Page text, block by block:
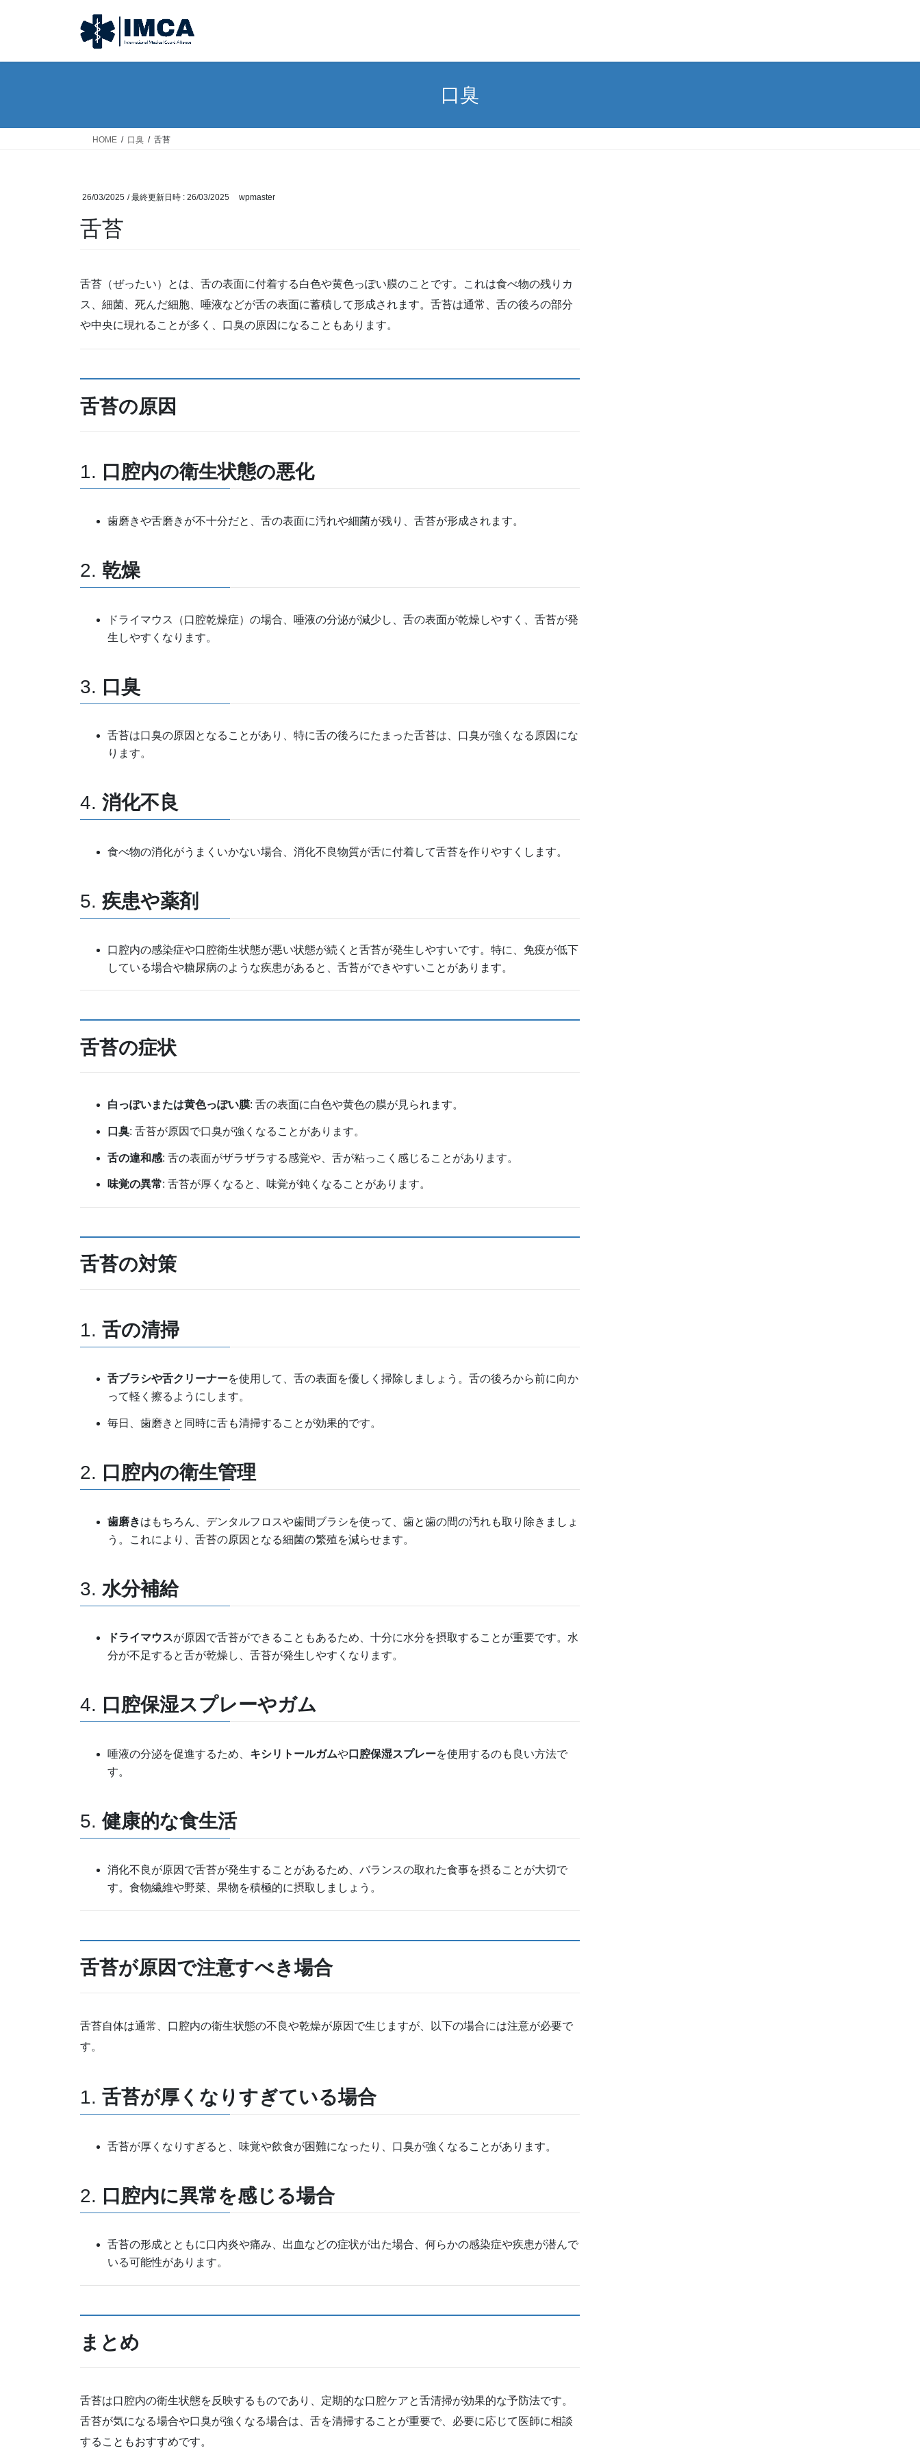
口臭
HOME 口臭 舌苔
26/03/2025 / 最終更新日時 : 26/03/2025 wpmaster
舌苔
舌苔（ぜったい）とは、舌の表面に付着する白色や黄色っぽい膜のことです。これは食べ物の残りカ
ス、細菌、死んだ細胞、唾液などが舌の表面に蓄積して形成されます。舌苔は通常、舌の後ろの部分
や中央に現れることが多く、口臭の原因になることもあります。
舌苔の原因
1. 口腔内の衛生状態の悪化
歯磨きや舌磨きが不十分だと、舌の表面に汚れや細菌が残り、舌苔が形成されます。
2. 乾燥
ドライマウス（口腔乾燥症）の場合、唾液の分泌が減少し、舌の表面が乾燥しやすく、舌苔が発
生しやすくなります。
3. 口臭
舌苔は口臭の原因となることがあり、特に舌の後ろにたまった舌苔は、口臭が強くなる原因にな
ります。
4. 消化不良
食べ物の消化がうまくいかない場合、消化不良物質が舌に付着して舌苔を作りやすくします。
5. 疾患や薬剤
口腔内の感染症や口腔衛生状態が悪い状態が続くと舌苔が発生しやすいです。特に、免疫が低下
している場合や糖尿病のような疾患があると、舌苔ができやすいことがあります。
舌苔の症状
白っぽいまたは黄色っぽい膜: 舌の表面に白色や黄色の膜が見られます。
口臭: 舌苔が原因で口臭が強くなることがあります。
舌の違和感: 舌の表面がザラザラする感覚や、舌が粘っこく感じることがあります。
味覚の異常: 舌苔が厚くなると、味覚が鈍くなることがあります。
舌苔の対策
1. 舌の清掃
舌ブラシや舌クリーナーを使用して、舌の表面を優しく掃除しましょう。舌の後ろから前に向か
って軽く擦るようにします。
毎日、歯磨きと同時に舌も清掃することが効果的です。
2. 口腔内の衛生管理
歯磨きはもちろん、デンタルフロスや歯間ブラシを使って、歯と歯の間の汚れも取り除きましょ
う。これにより、舌苔の原因となる細菌の繁殖を減らせます。
3. 水分補給
ドライマウスが原因で舌苔ができることもあるため、十分に水分を摂取することが重要です。水
分が不足すると舌が乾燥し、舌苔が発生しやすくなります。
4. 口腔保湿スプレーやガム
唾液の分泌を促進するため、 キシリトールガムや口腔保湿スプレーを使用するのも良い方法で
す。
5.健康的な食生活
消化不良が原因で舌苔が発生することがあるため、バランスの取れた食事を摂ることが大切で
す。食物繊維や野菜、果物を積極的に摂取しましょう。
舌苔が原因で注意すべき場合
舌苔自体は通常、口腔内の衛生状態の不良や乾燥が原因で生じますが、以下の場合には注意が必要で
す。
1. 舌苔が厚くなりすぎている場合
舌苔が厚くなりすぎると、味覚や飲食が困難になったり、口臭が強くなることがあります。
2. 口腔内に異常を感じる場合
舌苔の形成とともに口内炎や痛み、出血などの症状が出た場合、何らかの感染症や疾患が潜んで
いる可能性があります。
まとめ
舌苔は口腔内の衛生状態を反映するものであり、定期的な口腔ケアと舌清掃が効果的な予防法です。
舌苔が気になる場合や口臭が強くなる場合は、舌を清掃することが重要で、必要に応じて医師に相談
することもおすすめです。